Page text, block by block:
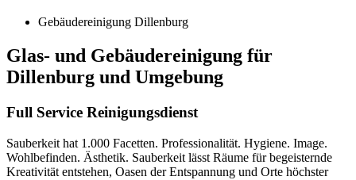
Gebäudereinigung Dillenburg
Glas- und Gebäudereinigung für
Dillenburg und Umgebung
Full Service Reinigungsdienst
Sauberkeit hat 1.000 Facetten. Professionalität. Hygiene. Image.
Wohlbefinden. Ästhetik. Sauberkeit lässt Räume für begeisternde
Kreativität entstehen, Oasen der Entspannung und Orte höchster